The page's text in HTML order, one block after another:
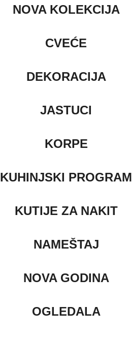
NOVA KOLEKCIJA
CVEĆE
DEKORACIJA
JASTUCI
KORPE
KUHINJSKI PROGRAM
KUTIJE ZA NAKIT
NAMEŠTAJ
NOVA GODINA
OGLEDALA